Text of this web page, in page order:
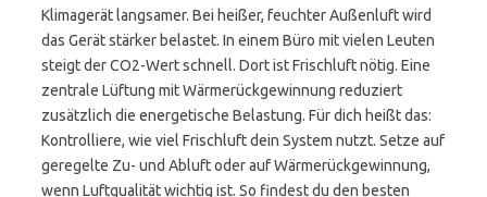
Klimagerät langsamer. Bei heißer, feuchter Außenluft wird
das Gerät stärker belastet. In einem Büro mit vielen Leuten
steigt der CO2-Wert schnell. Dort ist Frischluft nötig. Eine
zentrale Lüftung mit Wärmerückgewinnung reduziert
zusätzlich die energetische Belastung. Für dich heißt das:
Kontrolliere, wie viel Frischluft dein System nutzt. Setze auf
geregelte Zu- und Abluft oder auf Wärmerückgewinnung,
wenn Luftqualität wichtig ist. So findest du den besten